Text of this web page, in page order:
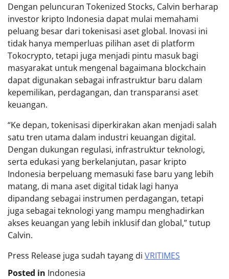
Dengan peluncuran Tokenized Stocks, Calvin berharap
investor kripto Indonesia dapat mulai memahami
peluang besar dari tokenisasi aset global. Inovasi ini
tidak hanya memperluas pilihan aset di platform
Tokocrypto, tetapi juga menjadi pintu masuk bagi
masyarakat untuk mengenal bagaimana blockchain
dapat digunakan sebagai infrastruktur baru dalam
kepemilikan, perdagangan, dan transparansi aset
keuangan.
“Ke depan, tokenisasi diperkirakan akan menjadi salah
satu tren utama dalam industri keuangan digital.
Dengan dukungan regulasi, infrastruktur teknologi,
serta edukasi yang berkelanjutan, pasar kripto
Indonesia berpeluang memasuki fase baru yang lebih
matang, di mana aset digital tidak lagi hanya
dipandang sebagai instrumen perdagangan, tetapi
juga sebagai teknologi yang mampu menghadirkan
akses keuangan yang lebih inklusif dan global,” tutup
Calvin.
Press Release juga sudah tayang di VRITIMES
Posted in Indonesia